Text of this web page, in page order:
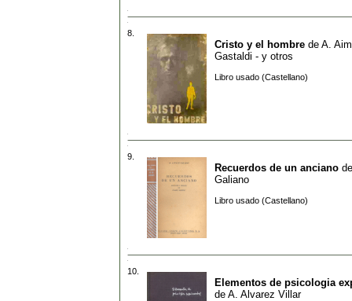
8.
Cristo y el hombre de A.
Gastaldi - y otros
Libro usado (Castellano)
9.
Recuerdos de un anciano
Galiano
Libro usado (Castellano)
10.
Elementos de psicologia
de A. Alvarez Villar